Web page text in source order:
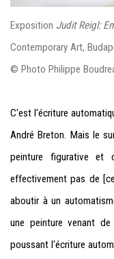
Exposition Judit Reigl:
Contemporary Art,
© Photo Philippe
C'est l'écriture
André Breton. Mais le
peinture figurative et
effectivement pas de
aboutir à un
une peinture venant
poussant l'écriture